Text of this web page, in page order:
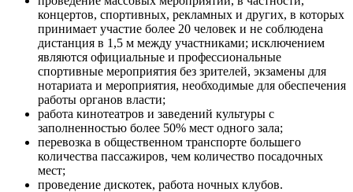
концертов, спортивных, рекламных и других, в которых
принимает участие более 20 человек и не соблюдена
дистанция в 1,5 м между участниками; исключением
являются официальные и профессиональные
спортивные мероприятия без зрителей, экзамены для
нотариата и мероприятия, необходимые для обеспечения
работы органов власти;
работа кинотеатров и заведений культуры с
заполненностью более 50% мест одного зала;
перевозка в общественном транспорте большего
количества пассажиров, чем количество посадочных
мест;
проведение дискотек, работа ночных клубов.